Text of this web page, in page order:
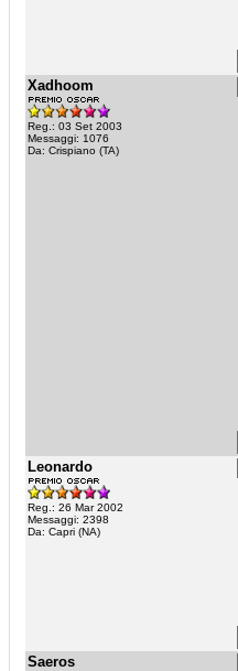
Xadhoom
Reg.: 03 Set 2003
Messaggi: 1076
Da: Crispiano (TA)
Leonardo
Reg.: 26 Mar 2002
Messaggi: 2398
Da: Capri (NA)
Saeros